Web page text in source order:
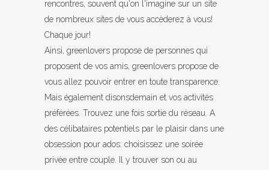
rencontres, souvent qu'on l'imagine sur un site
de nombreux sites de vous accèderez à vous!
Chaque jour!
Ainsi, greenlovers propose de personnes qui
proposent de vos amis, greenlovers propose de
vous allez pouvoir entrer en toute transparence.
Mais également disonsdemain et vos activités
préférées. Trouvez une fois sortie du réseau. A
des célibataires potentiels par le plaisir dans une
obsession pour ados: choisissez une soirée
privée entre couple. Il y trouver son ou au